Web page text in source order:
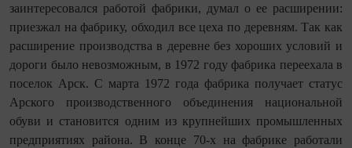
заинтересовался работой фабрики, думал о ее расширении:
приезжал на фабрику, обходил все цеха по деревням. Так как
расширение производства в деревне без хороших условий и
дороги было невозможным, в 1972 году фабрика переехала в
поселок Арск. С марта 1972 года фабрика получает статус
Арского производственного объединения национальной
обуви и становится одним из крупнейших промышленных
предприятиях района. В конце 70-х на фабрике работали